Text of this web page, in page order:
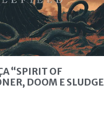
“SPIRIT OF
DOOM E SLUDGE